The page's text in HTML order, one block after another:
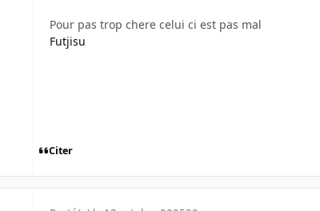
Pour pas trop chere celui ci est pas mal
Futjisu
Citer